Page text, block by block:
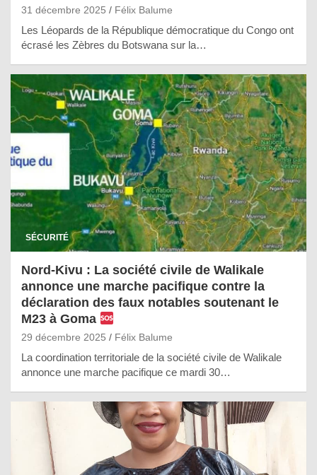
31 décembre 2025 Félix Balume
Les Léopards de la République démocratique du Congo ont
écrasé les Zèbres du Botswana sur la…
SÉCURITÉ
Nord-Kivu : La société civile de Walikale
annonce une marche pacifique contre la
déclaration des faux notables soutenant le
M23 à Goma
29 décembre 2025 Félix Balume
La coordination territoriale de la société civile de Walikale
annonce une marche pacifique ce mardi 30…